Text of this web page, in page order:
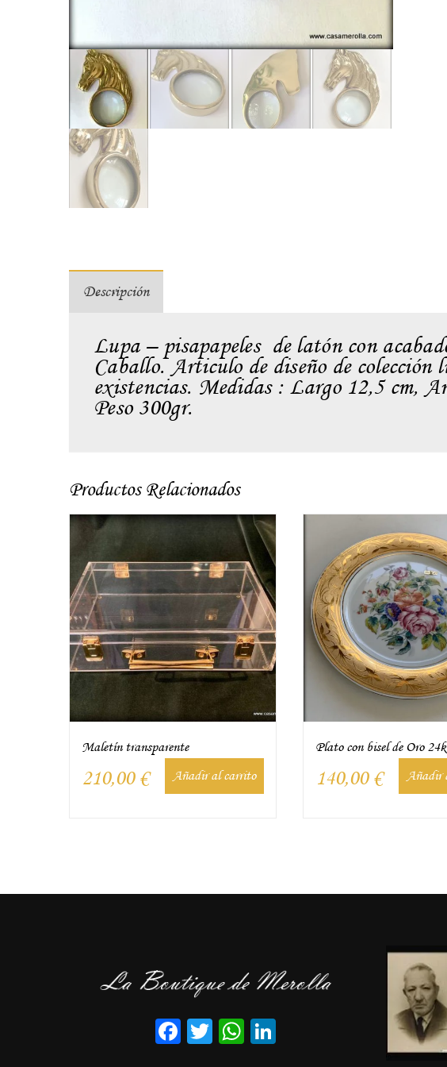
Descripción
Lupa – pisapapeles de latón con
Caballo. Articulo de diseño de
existencias. Medidas : Largo 12,5 cm,
Peso 300gr.
Productos Relacionados
Maletín transparente
210,00 € Añadir al carrito
Plato con bisel de Oro 24k
140,00 € Añadir
Facebook
TwitterWhatsApp